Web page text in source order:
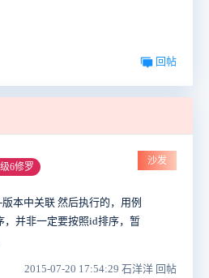
回帖
6修罗
沙发
本中关联 然后执行的，用例
，并非一定要按照id排序，暂
2015-07-20 17:54:29 石洋洋 回帖